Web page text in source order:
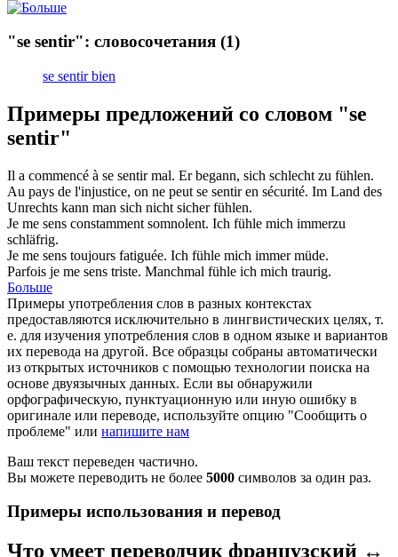
"se sentir": словосочетания (1)
se sentir bien
Примеры предложений со словом "se
sentir"
Il a commencé à se sentirmal. Er begann, sich schlecht zu fühlen.
Au pays de l'injustice, on ne peut se sentiren sécurité. Im Land des
Unrechts kann man sich nicht sicherfühlen.
Je me sens constamment somnolent. Ich fühle mich immerzu
schläfrig.
Je me sens toujours fatiguée. Ich fühle mich immer müde.
Parfois je me sens triste. Manchmal fühle ich mich traurig.
Больше
Примеры употребления слов в разных контекстах
предоставляются исключительно в лингвистических целях, т.
е. для изучения употребления слов в одном языке и вариантов
их перевода на другой. Все образцы собраны автоматически
из открытых источников с помощью технологии поиска на
основе двуязычных данных. Если вы обнаружили
орфографическую, пунктуационную или иную ошибку в
оригинале или переводе, используйте опцию "Сообщить о
проблеме" или напишите нам
Ваш текст переведен частично.
Вы можете переводить не более 5000 символов за один раз.
Примеры использования и перевод
Что умеет переводчик французский ↔